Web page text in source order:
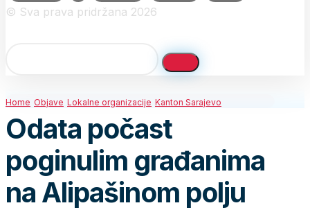
© Sva prava pridržana 2026
Home Objave Lokalne organizacije Kanton Sarajevo
Odata počast
poginulim građanima
na Alipašinom polju